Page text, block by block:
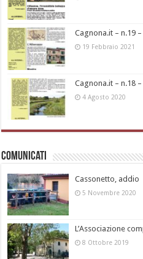
Cagnona.it – n.19
19 Febbraio 2021
Cagnona.it – n.18
4 Agosto 2020
Comunicati
Cassonetto, addio
5 Novembre 2020
L’Associazione
8 Ottobre 2019